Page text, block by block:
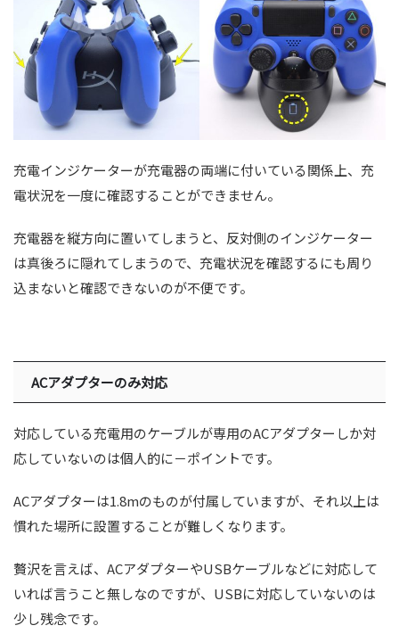
充電インジケーターが充電器の両端に付いている関係上、充
電状況を一度に確認することができません。
充電器を縦方向に置いてしまうと、反対側のインジケーター
は真後ろに隠れてしまうので、充電状況を確認するにも周り
込まないと確認できないのが不便です。
ACアダプターのみ対応
対応している充電用のケーブルが専用のACアダプターしか対
応していないのは個人的に－ポイントです。
ACアダプターは1.8mのものが付属していますが、それ以上は
慣れた場所に設置することが難しくなります。
贅沢を言えば、ACアダプターやUSBケーブルなどに対応して
いれば言うこと無しなのですが、USBに対応していないのは
少し残念です。